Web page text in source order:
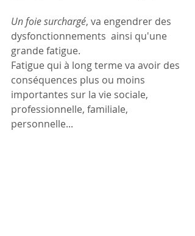
Un foie surchargé, va engendrer des
dysfonctionnements  ainsi qu'une
grande fatigue.
Fatigue qui à long terme va avoir des
conséquences plus ou moins
importantes sur la vie sociale,
professionnelle, familiale,
personnelle...